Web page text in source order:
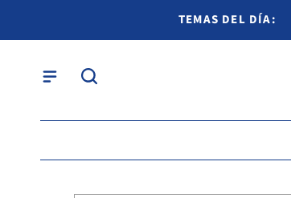
TEMAS DEL DÍA: